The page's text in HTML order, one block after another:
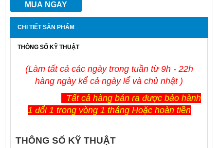
CHI TIẾT SẢN PHẨM
THÔNG SỐ KỸ THUẬT
(Làm tất cả các ngày trong tuần từ 9h - 22h
hàng ngày kể cả ngày lể và chủ nhật )
Tất cả hàng bán ra được bảo hành
1 đổi 1 trong vòng 1 tháng Hoặc hoàn tiền
THÔNG SỐ KỸ THUẬT